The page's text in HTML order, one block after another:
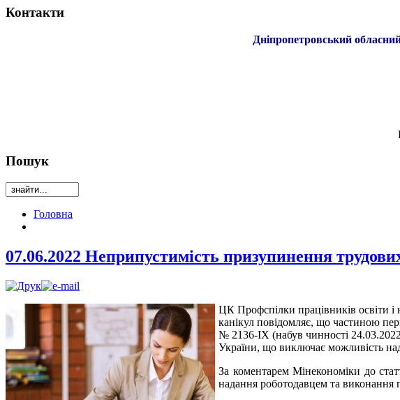
Контакти
Дніпропетровський
Пошук
Головна
07.06.2022 Неприпустимість призупинення
ЦК Профспілки працівників освіти і
канікул повідомляє, що частиною
№ 2136-IX (набув чинності
України, що виключає можливість
За коментарем Мінекономіки до
надання роботодавцем та виконання